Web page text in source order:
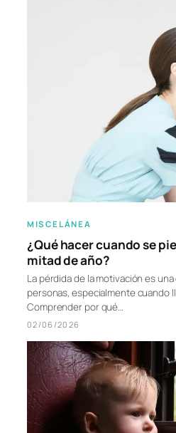
MISCELÁNEA
¿Qué hacer cuando se
mitad de año?
La pérdida de la motivación es
personas, especialmente cuando
Comprender por qué…
02/06/2026